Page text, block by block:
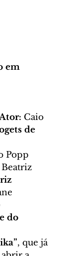
em
Caio
de
Popp
Beatriz
do
, que já